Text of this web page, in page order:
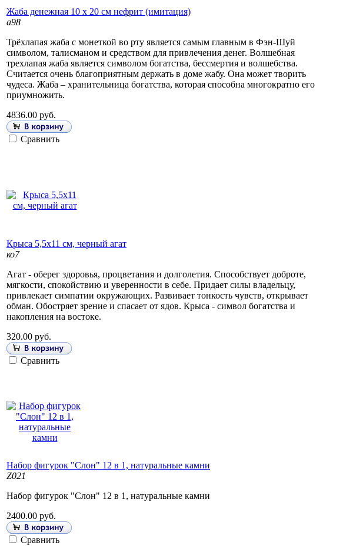
Жаба денежная 10 х 20 см нефрит (имитация)
а98
Трёхлапая жаба с монеткой во рту является самым главным в Фэн-Шуй
символом, талисманом и средством для привлечения денег. Волшебная
трехлапая жаба является символом богатства, бессмертия и волшебства.
Считается очень благоприятным держать в доме жабу. Она может творить
чудеса. Жаба – хранительница богатства, которая способна многократно его
приумножить.
4836.00 руб.
Сравнить
Крыса 5,5х11 см, черный агат
ко7
Агат - оберег здоровья, процветания и долголетия. Способствует доброте,
мягкости, спокойствию и уверенности в себе. Придает силы владельцу,
привлекает симпатии окружающих. Развивает тонкость чувств, открывает
обман. Обостряет зрение и спасает от ядов. Крыса - символ богатства и
накопления на востоке.
320.00 руб.
Сравнить
Набор фигурок "Слон" 12 в 1, натуральные камни
Z021
Набор фигурок "Слон" 12 в 1, натуральные камни
2400.00 руб.
Сравнить